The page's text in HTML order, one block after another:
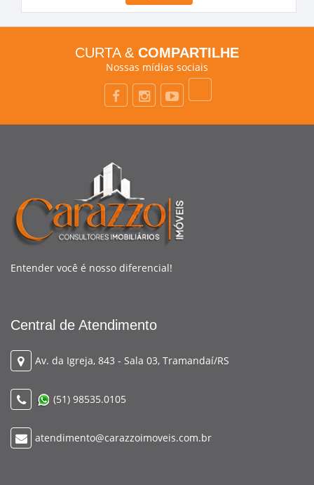
CURTA & COMPARTILHE
Nossas mídias sociais
Entender você é nosso diferencial!
Central de Atendimento
Av. da Igreja, 843 - Sala 03, Tramandaí/RS
(51) 98535.0105
atendimento@carazzoimoveis.com.br